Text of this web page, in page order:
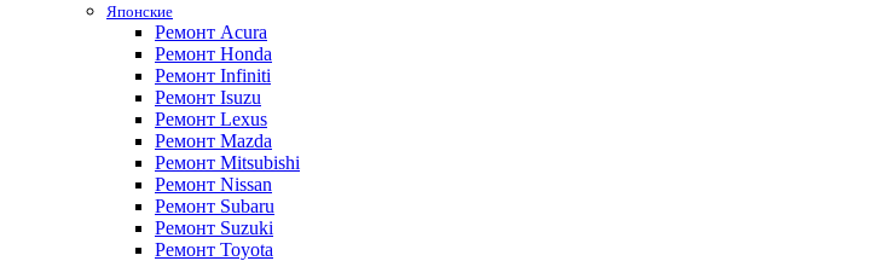
Японские
Ремонт Acura
Ремонт Honda
Ремонт Infiniti
Ремонт Isuzu
Ремонт Lexus
Ремонт Mazda
Ремонт Mitsubishi
Ремонт Nissan
Ремонт Subaru
Ремонт Suzuki
Ремонт Toyota